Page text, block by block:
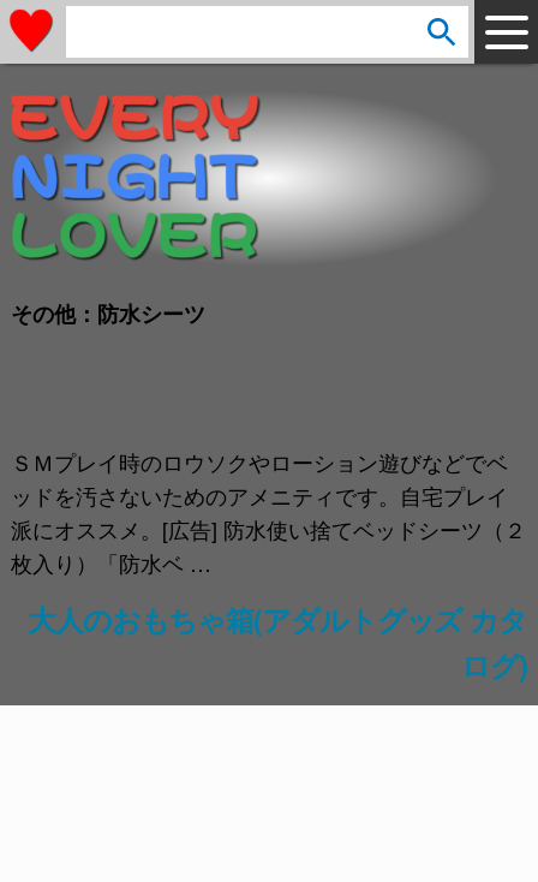
その他：防水シーツ
ＳＭプレイ時のロウソクやローション遊びなどでベ
ッドを汚さないためのアメニティです。自宅プレイ
派にオススメ。[広告] 防水使い捨てベッドシーツ（２
枚入り）「防水ベ …
大人のおもちゃ箱(アダルトグッズ カタ
ログ)
e
a
r
c
h
:
arrow_circle_down